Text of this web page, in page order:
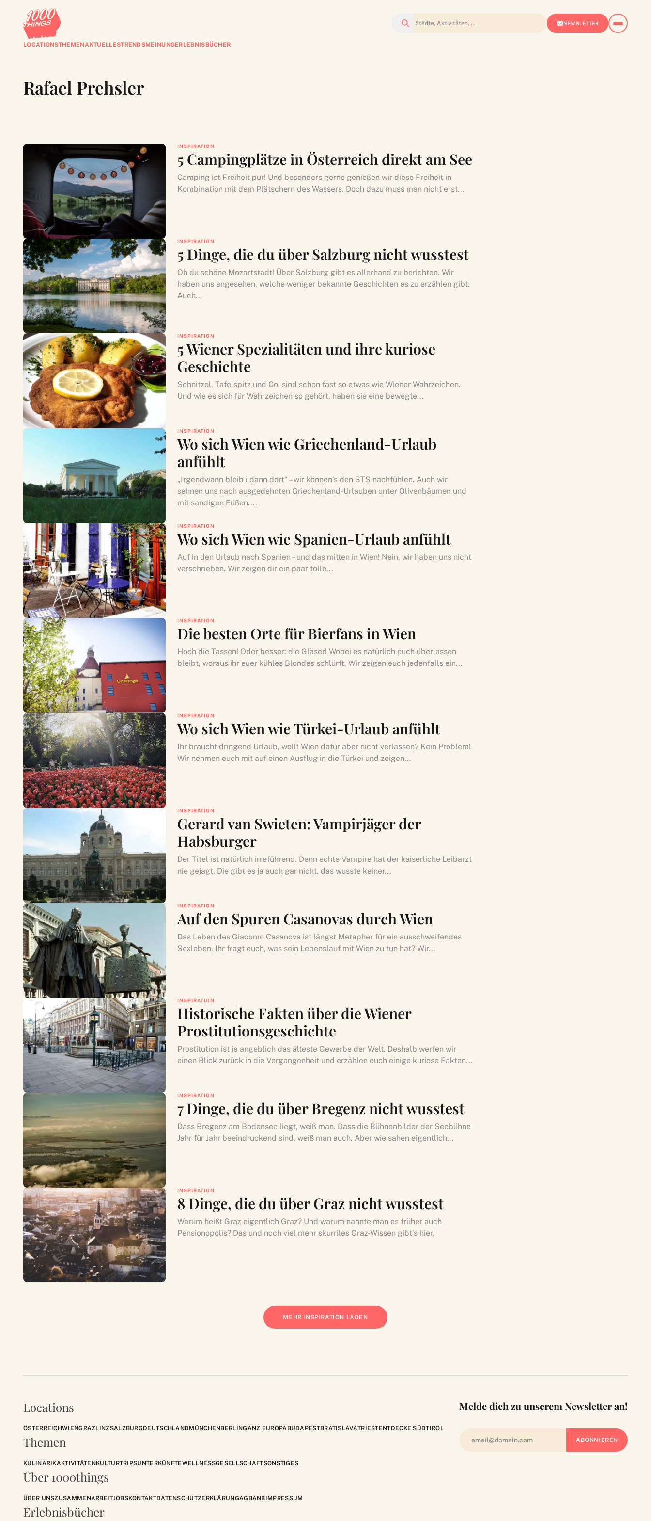
Suchen NEWSLETTER
LOCATIONSTHEMENAKTUELLESTRENDSMEINUNGERLEBNISBÜCHER
Rafael Prehsler
INSPIRATION
5 Campingplätze in Österreich direkt am See
Camping ist Freiheit pur! Und besonders gerne genießen wir diese Freiheit in
Kombination mit dem Plätschern des Wassers. Doch dazu muss man nicht erst...
INSPIRATION
5 Dinge, die du über Salzburg nicht wusstest
Oh du schöne Mozartstadt! Über Salzburg gibt es allerhand zu berichten. Wir
haben uns angesehen, welche weniger bekannte Geschichten es zu erzählen gibt.
Auch...
INSPIRATION
5 Wiener Spezialitäten und ihre kuriose
Geschichte
Schnitzel, Tafelspitz und Co. sind schon fast so etwas wie Wiener Wahrzeichen.
Und wie es sich für Wahrzeichen so gehört, haben sie eine bewegte...
INSPIRATION
Wo sich Wien wie Griechenland-Urlaub
anfühlt
„Irgendwann bleib i dann dort“ – wir können’s den STS nachfühlen. Auch wir
sehnen uns nach ausgedehnten Griechenland-Urlauben unter Olivenbäumen und
mit sandigen Füßen....
INSPIRATION
Wo sich Wien wie Spanien-Urlaub anfühlt
Auf in den Urlaub nach Spanien – und das mitten in Wien! Nein, wir haben uns nicht
verschrieben. Wir zeigen dir ein paar tolle...
INSPIRATION
Die besten Orte für Bierfans in Wien
Hoch die Tassen! Oder besser: die Gläser! Wobei es natürlich euch überlassen
bleibt, woraus ihr euer kühles Blondes schlürft. Wir zeigen euch jedenfalls ein...
INSPIRATION
Wo sich Wien wie Türkei-Urlaub anfühlt
Ihr braucht dringend Urlaub, wollt Wien dafür aber nicht verlassen? Kein Problem!
Wir nehmen euch mit auf einen Ausflug in die Türkei und zeigen...
INSPIRATION
Gerard van Swieten: Vampirjäger der
Habsburger
Der Titel ist natürlich irreführend. Denn echte Vampire hat der kaiserliche Leibarzt
nie gejagt. Die gibt es ja auch gar nicht, das wusste keiner...
INSPIRATION
Auf den Spuren Casanovas durch Wien
Das Leben des Giacomo Casanova ist längst Metapher für ein ausschweifendes
Sexleben. Ihr fragt euch, was sein Lebenslauf mit Wien zu tun hat? Wir...
INSPIRATION
Historische Fakten über die Wiener
Prostitutionsgeschichte
Prostitution ist ja angeblich das älteste Gewerbe der Welt. Deshalb werfen wir
einen Blick zurück in die Vergangenheit und erzählen euch einige kuriose Fakten...
INSPIRATION
7 Dinge, die du über Bregenz nicht wusstest
Dass Bregenz am Bodensee liegt, weiß man. Dass die Bühnenbilder der Seebühne
Jahr für Jahr beeindruckend sind, weiß man auch. Aber wie sahen eigentlich...
INSPIRATION
8 Dinge, die du über Graz nicht wusstest
Warum heißt Graz eigentlich Graz? Und warum nannte man es früher auch
Pensionopolis? Das und noch viel mehr skurriles Graz-Wissen gibt’s hier.
MEHR INSPIRATION LADEN
Locations
ÖSTERREICHWIENGRAZLINZSALZBURGDEUTSCHLANDMÜNCHENBERLINGANZ EUROPA BUDAPESTBRATISLAVATRIESTENTDECKE SÜDTIROL
Themen
KULINARIKAKTIVITÄTENKULTURTRIPSUNTERKÜNFTEWELLNESSGESELLSCHAFTSONSTIGES
Über 1000things
ÜBER UNSZUSAMMENARBEITJOBSKONTAKTDATENSCHUTZERKLÄRUNGAGBANBIMPRESSUM
Erlebnisbücher
Melde dich zu unserem Newsletter an!